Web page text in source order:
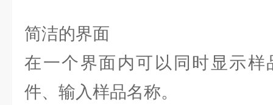
简洁的界面
在一个界面内可以同时显示样
件、输入样品名称。